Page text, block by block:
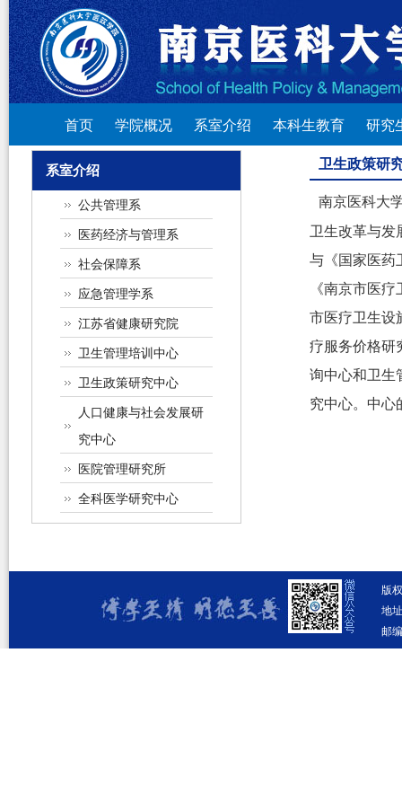
首页 学院概况 系室介绍 本科生教育 研究
系室介绍
公共管理系
医药经济与管理系
社会保障系
应急管理学系
江苏省健康研究院
卫生管理培训中心
卫生政策研究中心
人口健康与社会发展研
究中心
医院管理研究所
全科医学研究中心
卫生政策研
南京医科大
卫生改革与发
与《国家医药
《南京市医
市医疗卫生设
疗服务价格研
询中心和卫生
究中心。中心
版
地
邮